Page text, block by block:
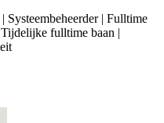
Systeembeheerder | Fulltime
fulltime baan |